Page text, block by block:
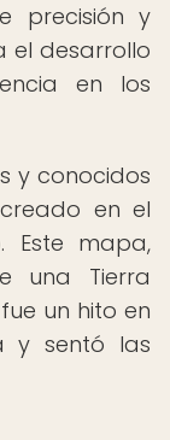
precisión y
el desarrollo
en los
y conocidos
en el
Este mapa,
una Tierra
un hito en
y sentó las